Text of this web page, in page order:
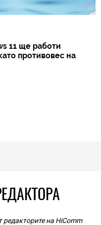
11 ще работи
противовес на
редакторите на HiComm